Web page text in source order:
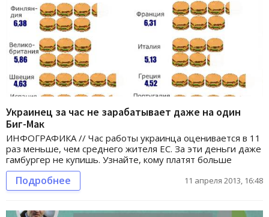
Украинец за час не зарабатывает даже на один
Биг-Мак
ИНФОГРАФИКА // Час работы украинца оценивается в 11
раз меньше, чем среднего жителя ЕС. За эти деньги даже
гамбургер не купишь. Узнайте, кому платят больше
Подробнее 11 апреля 2013, 16:48